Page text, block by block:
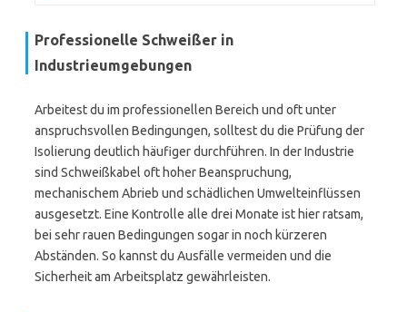
Professionelle Schweißer in
Industrieumgebungen
Arbeitest du im professionellen Bereich und oft unter
anspruchsvollen Bedingungen, solltest du die Prüfung der
Isolierung deutlich häufiger durchführen. In der Industrie
sind Schweißkabel oft hoher Beanspruchung,
mechanischem Abrieb und schädlichen Umwelteinflüssen
ausgesetzt. Eine Kontrolle alle drei Monate ist hier ratsam,
bei sehr rauen Bedingungen sogar in noch kürzeren
Abständen. So kannst du Ausfälle vermeiden und die
Sicherheit am Arbeitsplatz gewährleisten.